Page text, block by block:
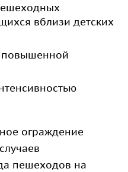
вблизи детских
повышенной
ограждение
пешеходов на